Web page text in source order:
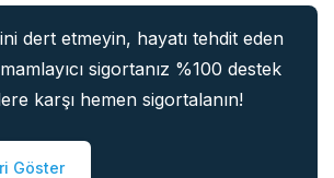
dert etmeyin, hayatı tehdit eden
sigortanız %100 destek
karşı hemen sigortalanın!
Göster